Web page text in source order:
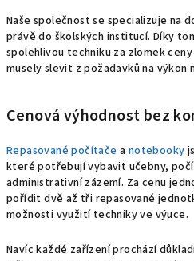
Naše společnost se specializuje na
právě do školských institucí. Díky
spolehlivou techniku za zlomek
musely slevit z požadavků na výkon
Cenová výhodnost bez
Repasované počítače a notebooky
které potřebují vybavit učebny,
administrativní zázemí. Za cenu
pořídit dvě až tři repasované
možnosti využití techniky ve výuce.
Navíc každé zařízení prochází